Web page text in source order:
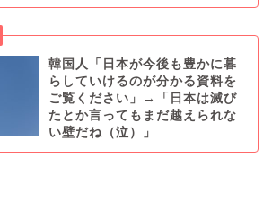
韓国人「日本が今後も豊かに暮
らしていけるのが分かる資料を
ご覧ください」→「日本は滅び
たとか言ってもまだ越えられな
い壁だね（泣）」